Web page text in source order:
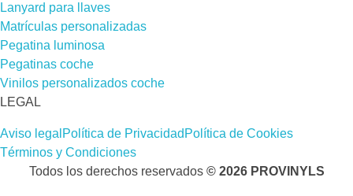
Lanyard para llaves
Matrículas personalizadas
Pegatina luminosa
Pegatinas coche
Vinilos personalizados coche
LEGAL
Aviso legal Política de Privacidad Política de Cookies
Términos y Condiciones
Todos los derechos reservados © 2026 PROVINYLS